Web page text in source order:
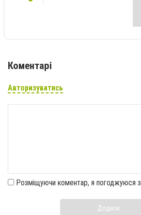
Коментарі
Авторизуватись
Розміщуючи коментар, я погоджуюся з
Додати